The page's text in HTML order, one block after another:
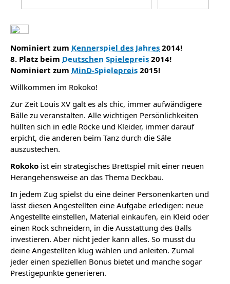
Nominiert zum Kennerspiel des Jahres 2014!
8. Platz beim Deutschen Spielepreis 2014!
Nominiert zum MinD-Spielepreis 2015!
Willkommen im Rokoko!
Zur Zeit Louis XV galt es als chic, immer aufwändigere
Bälle zu veranstalten. Alle wichtigen Persönlichkeiten
hüllten sich in edle Röcke und Kleider, immer darauf
erpicht, die anderen beim Tanz durch die Säle
auszustechen.
Rokoko ist ein strategisches Brettspiel mit einer neuen
Herangehensweise an das Thema Deckbau.
In jedem Zug spielst du eine deiner Personenkarten und
lässt diesen Angestellten eine Aufgabe erledigen: neue
Angestellte einstellen, Material einkaufen, ein Kleid oder
einen Rock schneidern, in die Ausstattung des Balls
investieren. Aber nicht jeder kann alles. So musst du
deine Angestellten klug wählen und an­leiten. Zumal
jeder einen speziellen Bonus bietet und manche sogar
Prestigepunkte generieren.